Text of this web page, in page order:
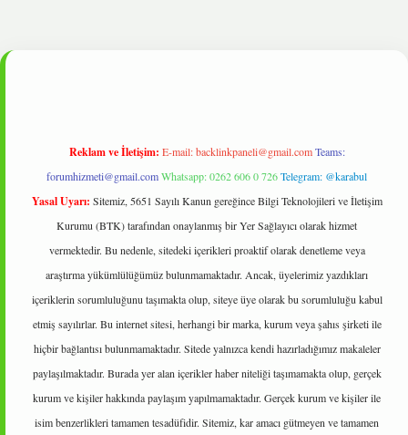
Reklam ve İletişim: E-mail:backlinkpaneli@gmail.com Teams:
forumhizmeti@gmail.comWhatsapp: 0262 606 0 726Telegram: @karabul
Yasal Uyarı: Sitemiz, 5651 Sayılı Kanun gereğince Bilgi Teknolojileri ve İletişim
Kurumu (BTK) tarafından onaylanmış bir Yer Sağlayıcı olarak hizmet
vermektedir. Bu nedenle, sitedeki içerikleri proaktif olarak denetleme veya
araştırma yükümlülüğümüz bulunmamaktadır. Ancak, üyelerimiz yazdıkları
içeriklerin sorumluluğunu taşımakta olup, siteye üye olarak bu sorumluluğu kabul
etmiş sayılırlar. Bu internet sitesi, herhangi bir marka, kurum veya şahıs şirketi ile
hiçbir bağlantısı bulunmamaktadır. Sitede yalnızca kendi hazırladığımız makaleler
paylaşılmaktadır. Burada yer alan içerikler haber niteliği taşımamakta olup, gerçek
kurum ve kişiler hakkında paylaşım yapılmamaktadır. Gerçek kurum ve kişiler ile
isim benzerlikleri tamamen tesadüfidir. Sitemiz, kar amacı gütmeyen ve tamamen